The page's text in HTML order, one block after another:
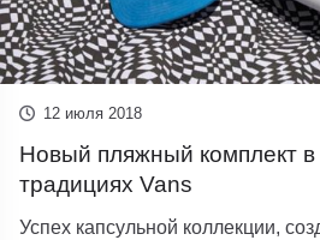
12 июля 2018
Новый пляжный комплект
традициях Vans
Успех капсульной коллекции,